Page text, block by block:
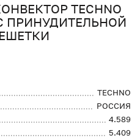
TECHNO
С ПРИНУДИТЕЛЬНОЙ
TECHNO
РОССИЯ
4.589
5.409